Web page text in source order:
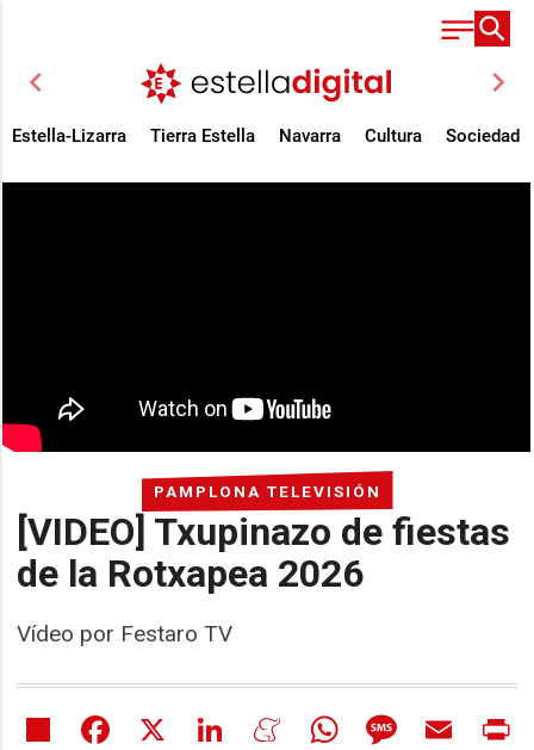
chevron_left chevron_right
Estella-Lizarra Tierra Estella Navarra Cultura Sociedad
PAMPLONA TELEVISIÓN
[VIDEO] Txupinazo de fiestas
de la Rotxapea 2026
Vídeo por Festaro TV
Share Facebook LinkedIn MeneameWhatsAppMessageEmail